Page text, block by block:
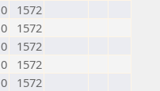
0
1572
0
1572
0
1572
0
1572
0
1572